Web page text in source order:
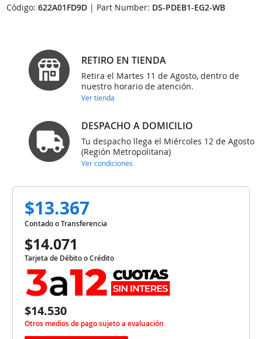
Código:622A01FD9D | Part Number: DS-PDEB1-EG2-WB
RETIRO EN TIENDA
Retira el Martes 11 de Agosto, dentro de
nuestro horario de atención.
Ver tienda
DESPACHO A DOMICILIO
Tu despacho llega el Miércoles 12 de Agosto
(Región Metropolitana)
Ver condiciones
$13.367
Contado o Transferencia
$14.071
Tarjeta de Débito o Crédito
$14.530
Otros medios de pago sujeto a evaluación